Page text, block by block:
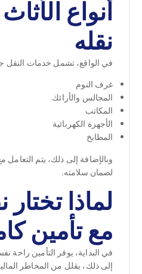
أنواع
نقله
في الواقع، تشمل خدمات النقل
غرف النوم
المجالس والأرائك
المكاتب
الأجهزة الكهربائية
المطابخ
وبالإضافة إلى ذلك، يتم
لضمان سلامته.
لماذا
مع تأمين
في البداية، يوفر التأمين راحة
إلى ذلك، يقلل من المخاطر